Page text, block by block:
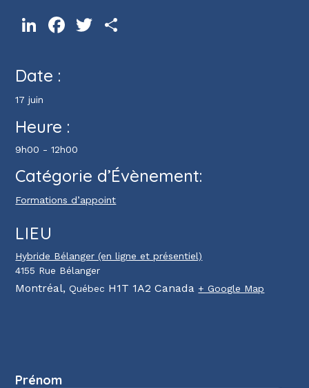
LinkedInFacebookTwitter
Date :
17 juin
Heure :
9h00 - 12h00
Catégorie d’Évènement:
Formations d’appoint
LIEU
Hybride Bélanger (en ligne et présentiel)
4155 Rue Bélanger
Montréal, Québec H1T 1A2 Canada + Google Map
Prénom